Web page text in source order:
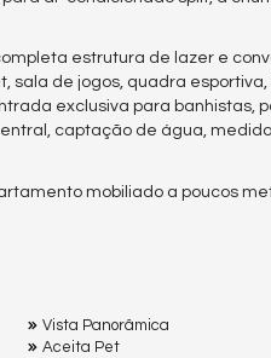
estrutura de lazer e
sala de jogos, quadra esportiva,
exclusiva para banhistas,
captação de água,
mobiliado a poucos
Vista Panorâmica
Aceita Pet